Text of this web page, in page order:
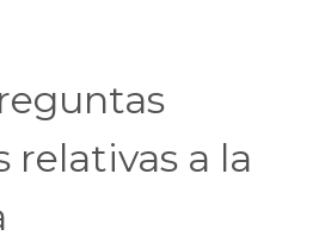
relativas a la